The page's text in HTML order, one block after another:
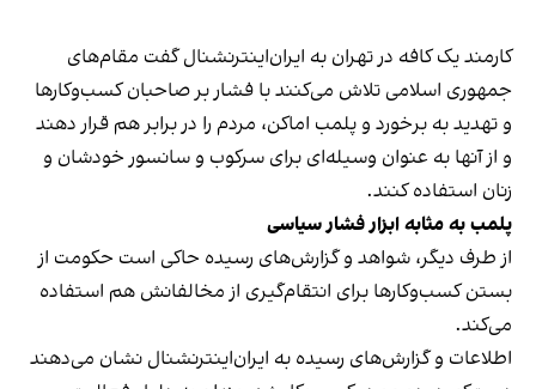
کارمند یک کافه در تهران به ایران‌اینترنشنال گفت مقام‌های
جمهوری اسلامی تلاش می‌کنند با فشار بر صاحبان کسب‌وکارها
و تهدید به برخورد و پلمب اماکن، مردم را در برابر هم قرار دهند
و از آنها به عنوان وسیله‌ای برای سرکوب و سانسور خودشان و
زنان استفاده کنند.
پلمب به مثابه ابزار فشار سیاسی
از طرف دیگر، شواهد و گزارش‌های رسیده حاکی است حکومت از
بستن کسب‌وکارها برای انتقام‌گیری از مخالفانش هم استفاده
می‌کند.
اطلاعات و گزارش‌های رسیده به ایران‌اینترنشنال نشان می‌دهند